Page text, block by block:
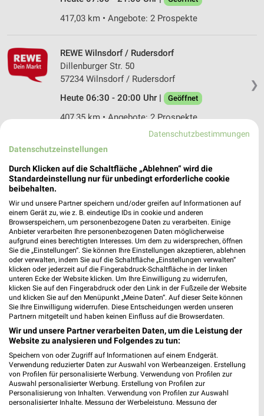
417,03 km • Angebote: 2 Prospekte
❯
REWE Wilnsdorf / Rudersdorf
Dillenburger Str. 50
57234 Wilnsdorf / Rudersdorf
Heute 06:30 - 20:00 Uhr |
Geöffnet
407,35 km • Angebote: 2 Prospekte
REWE Wilnsdorf
Marktplatz 4
57234 Wilnsdorf
411,32 km • Angebote: 2 Prospekte
REWE Greifenstein/Holzhausen
Hellsdorfer Str.
35753 Greifenstein/Holzhausen
Heute 07:00 - 21:00 Uhr | Geöffnet
413,52 km • Angebote: 2 Prospekte
REWE Ehringshausen
Kölschhauser Str. 15
35630 Ehringshausen
Heute 07:00 - 22:00 Uhr | Geöffnet
Datenschutzbestimmungen
Datenschutzeinstellungen
Durch Klicken auf die Schaltfläche „Ablehnen“ wird die
Standardeinstellung nur für unbedingt erforderliche cookie
beibehalten.
Wir und unsere Partner speichern und/oder greifen auf Informationen auf
einem Gerät zu, wie z. B. eindeutige IDs in cookie und anderen
Browserspeichern, um personenbezogene Daten zu verarbeiten. Einige
Anbieter verarbeiten Ihre personenbezogenen Daten möglicherweise
aufgrund eines berechtigten Interesses. Um dem zu widersprechen, öffnen
Sie die „Einstellungen“. Sie können Ihre Einstellungen akzeptieren, ablehnen
oder verwalten, indem Sie auf die Schaltfläche „Einstellungen verwalten“
klicken oder jederzeit auf die Fingerabdruck-Schaltfläche in der linken
unteren Ecke der Website klicken. Um Ihre Einwilligung zu widerrufen,
klicken Sie auf den Fingerabdruck oder den Link in der Fußzeile der Website
und klicken Sie auf den Menüpunkt „Meine Daten“. Auf dieser Seite können
Sie Ihre Einwilligung widerrufen. Diese Entscheidungen werden unseren
Partnern mitgeteilt und haben keinen Einfluss auf die Browserdaten.
Wir und unsere Partner verarbeiten Daten, um die Leistung der
Website zu analysieren und Folgendes zu tun:
Speichern von oder Zugriff auf Informationen auf einem Endgerät.
Verwendung reduzierter Daten zur Auswahl von Werbeanzeigen. Erstellung
von Profilen für personalisierte Werbung. Verwendung von Profilen zur
Auswahl personalisierter Werbung. Erstellung von Profilen zur
Personalisierung von Inhalten. Verwendung von Profilen zur Auswahl
personalisierter Inhalte. Messung der Werbeleistung. Messung der